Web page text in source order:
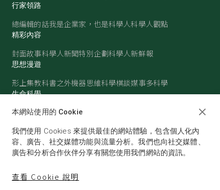
行家領路
總編輯的話我是企業家，也是科學人科學人觀點
精彩內容
封面故事科學人新聞特別企劃科學人新鮮報
思想漫遊
形上集教科書之外機器思維科學棋談媒事多科學
生命科學
醫學古生物心理學生態學
物理 化學地球科學天文
本網站使用的 Cookie
我們使用 Cookies 來提供最佳的網站體驗，包含個人化內
容、廣告、社交媒體功能與流量分析。我們也向社交媒體、
廣告和分析合作伙伴分享有關您使用我們網站的資訊。
查看 Cookie 說明